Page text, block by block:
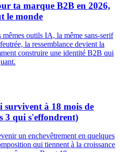
ta marque B2B en 2026,
le monde
outils IA, la même sans-serif
la ressemblance devient la
construire une identité B2B qui
survivent à 18 mois de
3 qui s'effondrent)
un enchevêtrement en quelques
qui tiennent à la croissance